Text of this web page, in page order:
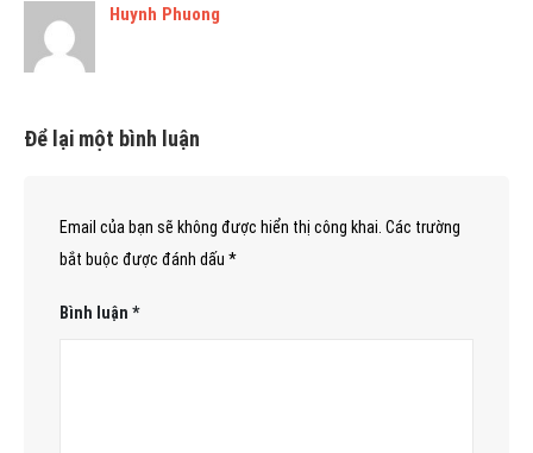
Huynh Phuong
Để lại một bình luận
Email của bạn sẽ không được hiển thị công khai. Các trường
bắt buộc được đánh dấu *
Bình luận *